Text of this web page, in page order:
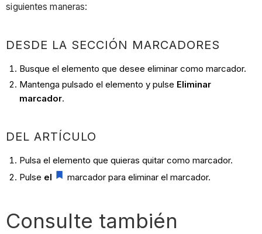
siguientes maneras:
DESDE LA SECCIÓN MARCADORES
Busque el elemento que desee eliminar como marcador.
Mantenga pulsado el elemento y pulse Eliminar
marcador.
DEL ARTÍCULO
Pulsa el elemento que quieras quitar como marcador.
Pulse el marcador para eliminar el marcador.
Consulte también